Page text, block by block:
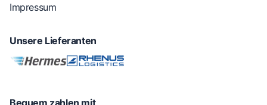
Impressum
Unsere Lieferanten